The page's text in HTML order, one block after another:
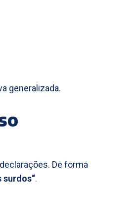
generalizada.
De forma
surdos“.